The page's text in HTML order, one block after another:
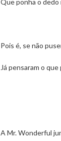
Que ponha o dedo
Pois é, se não
Já pensaram o
A Mr. Wonderful